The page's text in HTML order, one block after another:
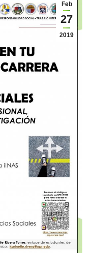
Feb
27
2019